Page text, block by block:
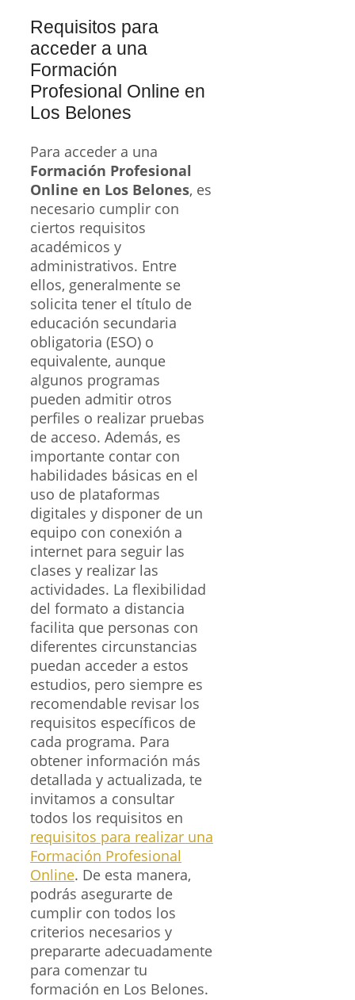
Requisitos para
acceder a una
Formación
Profesional Online en
Los Belones
Para acceder a una
Formación Profesional
Online en Los Belones, es
necesario cumplir con
ciertos requisitos
académicos y
administrativos. Entre
ellos, generalmente se
solicita tener el título de
educación secundaria
obligatoria (ESO) o
equivalente, aunque
algunos programas
pueden admitir otros
perfiles o realizar pruebas
de acceso. Además, es
importante contar con
habilidades básicas en el
uso de plataformas
digitales y disponer de un
equipo con conexión a
internet para seguir las
clases y realizar las
actividades. La flexibilidad
del formato a distancia
facilita que personas con
diferentes circunstancias
puedan acceder a estos
estudios, pero siempre es
recomendable revisar los
requisitos específicos de
cada programa. Para
obtener información más
detallada y actualizada, te
invitamos a consultar
todos los requisitos en
requisitos para realizar una
Formación Profesional
Online. De esta manera,
podrás asegurarte de
cumplir con todos los
criterios necesarios y
prepararte adecuadamente
para comenzar tu
formación en Los Belones.